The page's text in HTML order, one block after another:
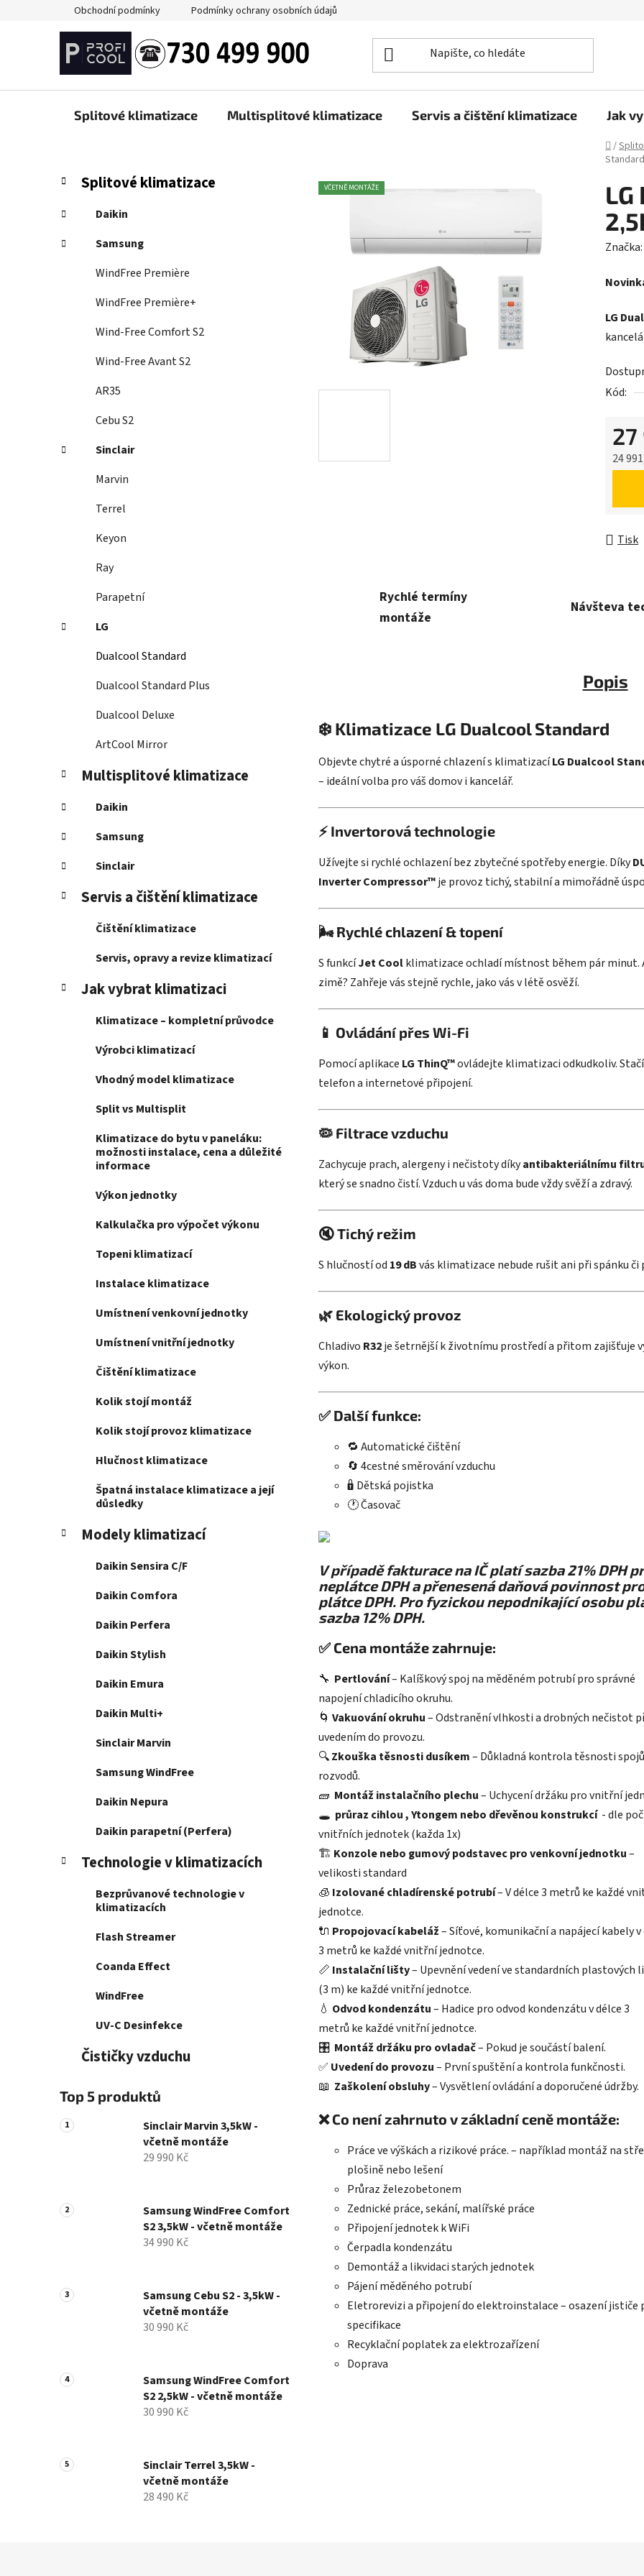
Obchodní podmínky Podmínky ochrany osobních údajů
Splitové klimatizace Multisplitové klimatizace Servis a čištění klimatizace Jak
Domů
/
P
s
r
Přeskočit
kategorie
K
a
e
g
o
Splitové klimatizace
Daikin
Samsung
WindFree Première
WindFree Première+
Wind-Free Comfort S2
Wind-Free Avant S2
AR35
Cebu S2
Sinclair
Marvin
Terrel
Keyon
Ray
Parapetní
LG
Dualcool Standard
Dualcool Standard Plus
Dualcool Deluxe
ArtCool Mirror
Multisplitové klimatizace
Daikin
Samsung
Sinclair
Servis a čištění klimatizace
Čištění klimatizace
Servis, opravy a revize klimatizací
Jak vybrat klimatizaci
Klimatizace – kompletní průvodce
Výrobci klimatizací
Vhodný model klimatizace
Split vs Multisplit
Klimatizace do bytu v paneláku:
možnosti instalace, cena a důležité
informace
Výkon jednotky
Kalkulačka pro výpočet výkonu
Topeni klimatizací
Instalace klimatizace
Umístnení venkovní jednotky
Umístnení vnitřní jednotky
Čištění klimatizace
Kolik stojí montáž
Kolik stojí provoz klimatizace
Hlučnost klimatizace
Špatná instalace klimatizace a její
důsledky
Modely klimatizací
Daikin Sensira C/F
Daikin Comfora
Daikin Perfera
Daikin Stylish
Daikin Emura
Daikin Multi+
Sinclair Marvin
Samsung WindFree
Daikin Nepura
Daikin parapetní (Perfera)
Technologie v klimatizacích
Bezprůvanové technologie v
klimatizacích
Flash Streamer
Coanda Effect
WindFree
UV-C Desinfekce
Čističky vzduchu
Top 5 produktů
Sinclair Marvin 3,5kW -
včetně montáže
29 990 Kč
Samsung WindFree Comfort
S2 3,5kW - včetně montáže
34 990 Kč
Samsung Cebu S2 - 3,5kW -
včetně montáže
30 990 Kč
Samsung WindFree Comfort
S2 2,5kW - včetně montáže
30 990 Kč
Sinclair Terrel 3,5kW -
včetně montáže
28 490 Kč
Značka:
LG
Kód:
27
24
Tisk
VČETNĚ MONTÁŽE
Rychlé termíny
montáže
Návšteva
Popis
❄️ Klimatizace LG Dualcool Standard
Objevte chytré a úsporné chlazení s klimatizacíLG Dualcool
– ideální volba pro váš domov i kancelář.
⚡ Invertorová technologie
Užívejte si rychlé ochlazení bez zbytečné spotřeby energie. Díky
Inverter Compressor™je provoz tichý, stabilní a mimořádně
🌬️Rychlé chlazení & topení
S funkcíJet Coolklimatizace ochladí místnost během pár minut.
zimě? Zahřeje vás stejně rychle, jako vás v létě osvěží.
📱 Ovládání přes Wi-Fi
Pomocí aplikace LG ThinQ™ovládejte klimatizaci odkudkoliv.
telefon a internetové připojení.
🦠 Filtrace vzduchu
Zachycuje prach, alergeny i nečistoty díkyantibakteriálnímu
který se snadno čistí. Vzduch u vás doma bude vždy svěží a zdravý.
🔇Tichý režim
S hlučností od 19 dBvás klimatizace nebude rušit ani při spánku či
🌿 Ekologický provoz
Chladivo R32je šetrnější k životnímu prostředí a přitom zajišťuje
výkon.
✅ Další funkce:
🔁 Automatické čištění
🔄 4cestné směrování vzduchu
🔒 Dětská pojistka
🕐 Časovač
V případě fakturace na IČ platí sazba 21% DPH
neplátce DPH a přenesená daňová povinnost
plátce DPH. Pro fyzickou nepodnikající osobu
sazba 12% DPH.
✅ Cena montáže zahrnuje:
🔧 Pertlování– Kalíškový spoj na měděném potrubí pro správné
napojení chladicího okruhu.
🌀 Vakuování okruhu– Odstranění vlhkosti a drobných nečistot
uvedením do provozu.
🔍Zkouška těsnosti dusíkem– Důkladná kontrola těsnosti
rozvodů.
🧱 Montáž instalačního plechu– Uchycení držáku pro vnitřní
🕳️ průraz cihlou , Ytongem nebo dřevěnou konstrukcí - dle
vnitřních jednotek (každa 1x)
🏗️ Konzole nebo gumový podstavec pro venkovní jednotku–
velikosti standard
🧊 Izolované chladírenské potrubí– V délce 3 metrů ke každé
jednotce.
🔌 Propojovací kabeláž– Síťové, komunikační a napájecí kabely v
3 metrů ke každé vnitřní jednotce.
📏 Instalační lišty– Upevnění vedení ve standardních plastových
(3 m) ke každé vnitřní jednotce.
💧 Odvod kondenzátu– Hadice pro odvod kondenzátu v délce 3
metrů ke každé vnitřní jednotce.
🎛️ Montáž držáku pro ovladač– Pokud je součástí balení.
✅ Uvedení do provozu– První spuštění a kontrola funkčnosti.
📖 Zaškolení obsluhy– Vysvětlení ovládání a doporučené údržby.
❌ Co není zahrnuto v základní ceně montáže:
Práce ve výškách a rizikové práce. – například montáž na
plošině nebo lešení
Průraz železobetonem
Zednické práce, sekání, malířské práce
Připojení jednotek k WiFi
Čerpadla kondenzátu
Demontáž a likvidaci starých jednotek
Pájení měděného potrubí
Eletrorevizi a připojení do elektroinstalace – osazení jističe
specifikace
Recyklační poplatek za elektrozařízení
Doprava